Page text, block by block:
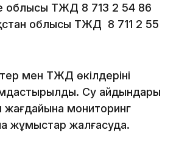
облысы ТЖД 8 713 2 54 86
облысы ТЖД 8 711 2 55
мен ТЖД өкілдерінің
Су айдындары
жағдайына мониторинг
жұмыстар жалғасуда.